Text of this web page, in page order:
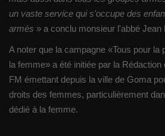
un vaste service qui s'occupe des
armés » a conclu monsieur l'abbé Jean
A noter que la campagne «Tous pour la
la femme» a été initiée par la
FM émettant depuis la ville de Goma
droits des femmes, particulièrement
dédié à la femme.